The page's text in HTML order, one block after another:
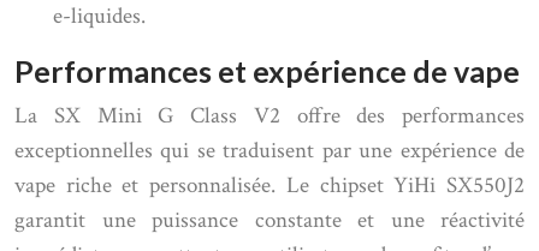
e-liquides.
Performances et expérience de vape
La SX Mini G Class V2 offre des performances
exceptionnelles qui se traduisent par une expérience de
vape riche et personnalisée. Le chipset YiHi SX550J2
garantit une puissance constante et une réactivité